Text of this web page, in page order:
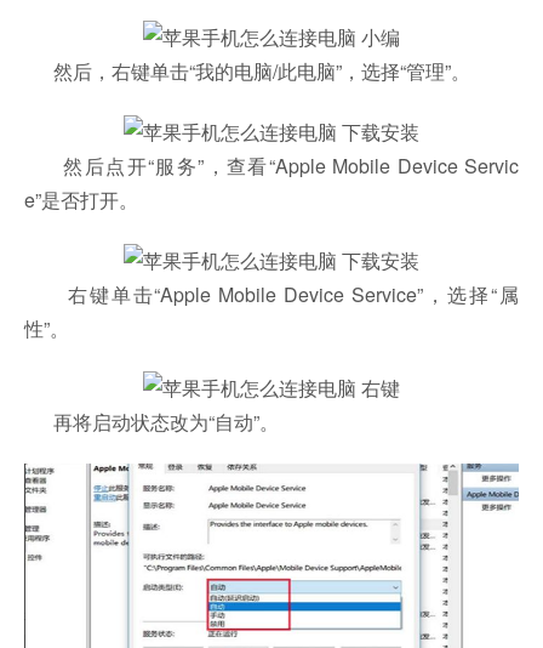
然后，右键单击“我的电脑/此电脑”，选择“管理”。
然后点开“服务”，查看“Apple Mobile Device Servic
e”是否打开。
右键单击“Apple Mobile Device Service”，选择“属
性”。
再将启动状态改为“自动”。